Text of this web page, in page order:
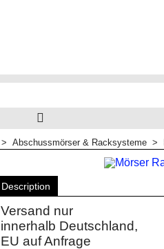
> Abschussmörser & Racksysteme >
Description
Versand nur
innerhalb Deutschland,
EU auf Anfrage